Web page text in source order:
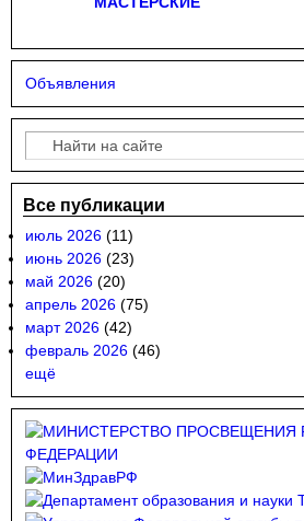
Объявления
Форма поиска
Поиск
Все публикации
июль 2026 (11)
июнь 2026 (23)
май 2026 (20)
апрель 2026 (75)
март 2026 (42)
февраль 2026 (46)
ещё